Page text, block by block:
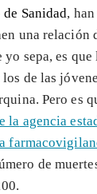
Sanidad,
una relación
sepa, es que
de las
Pero es
la agencia
de